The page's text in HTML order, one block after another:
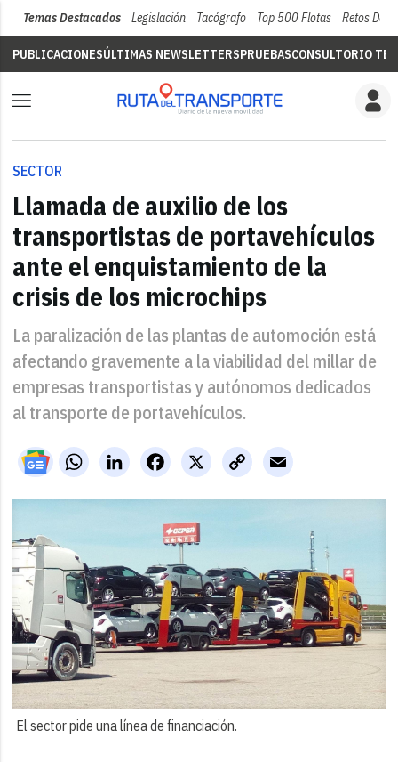
Temas Destacados Legislación Tacógrafo Top 500 Flotas Retos Del
PUBLICACIONESÚLTIMAS NEWSLETTERSPRUEBASCONSULTORIO
SECTOR
Llamada de auxilio de los
transportistas de portavehículos
ante el enquistamiento de la
crisis de los microchips
La paralización de las plantas de automoción está
afectando gravemente a la viabilidad del millar de
empresas transportistas y autónomos dedicados
al transporte de portavehículos.
WhatsAppLinkedIn X
Facebook
Copy
Link
Email
El sector pide una línea de financiación.